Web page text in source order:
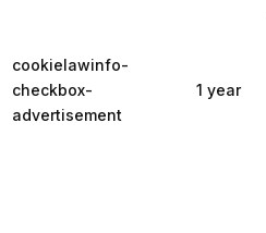
cookielawinfo-
checkbox-
advertisement
1 year